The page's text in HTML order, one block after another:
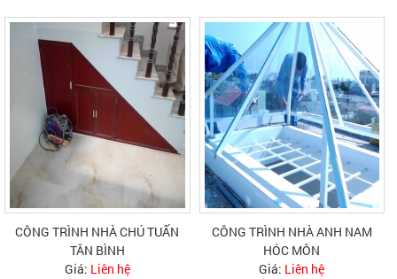
CÔNG TRÌNH NHÀ CHÚ TUẤN
TÂN BÌNH
Giá: Liên hệ
CÔNG TRÌNH NHÀ ANH NAM
HÓC MÔN
Giá: Liên hệ